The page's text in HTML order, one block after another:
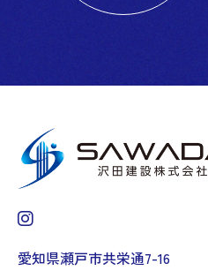
愛知県瀬戸市共栄通7-16